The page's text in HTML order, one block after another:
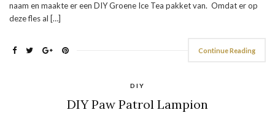
naam en maakte er een DIY Groene Ice Tea pakket van. Omdat er op
deze fles al […]
Continue Reading
DIY
DIY Paw Patrol Lampion